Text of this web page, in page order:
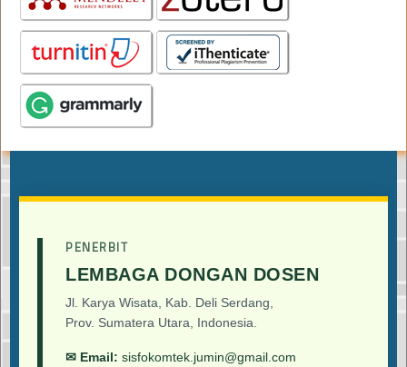
PENERBIT
LEMBAGA DONGAN DOSEN
Jl. Karya Wisata, Kab. Deli Serdang,
Prov. Sumatera Utara, Indonesia.
✉ Email: sisfokomtek.jumin@gmail.com